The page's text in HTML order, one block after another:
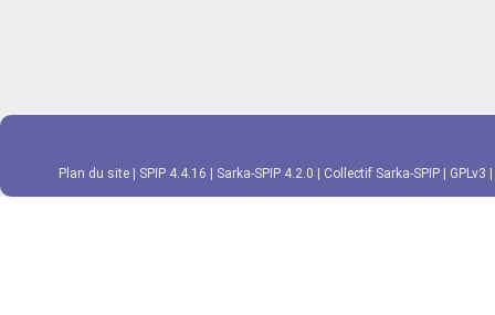
Plan du site SPIP 4.4.16 Sarka-SPIP 4.2.0 Collectif Sarka-SPIP GPLv3